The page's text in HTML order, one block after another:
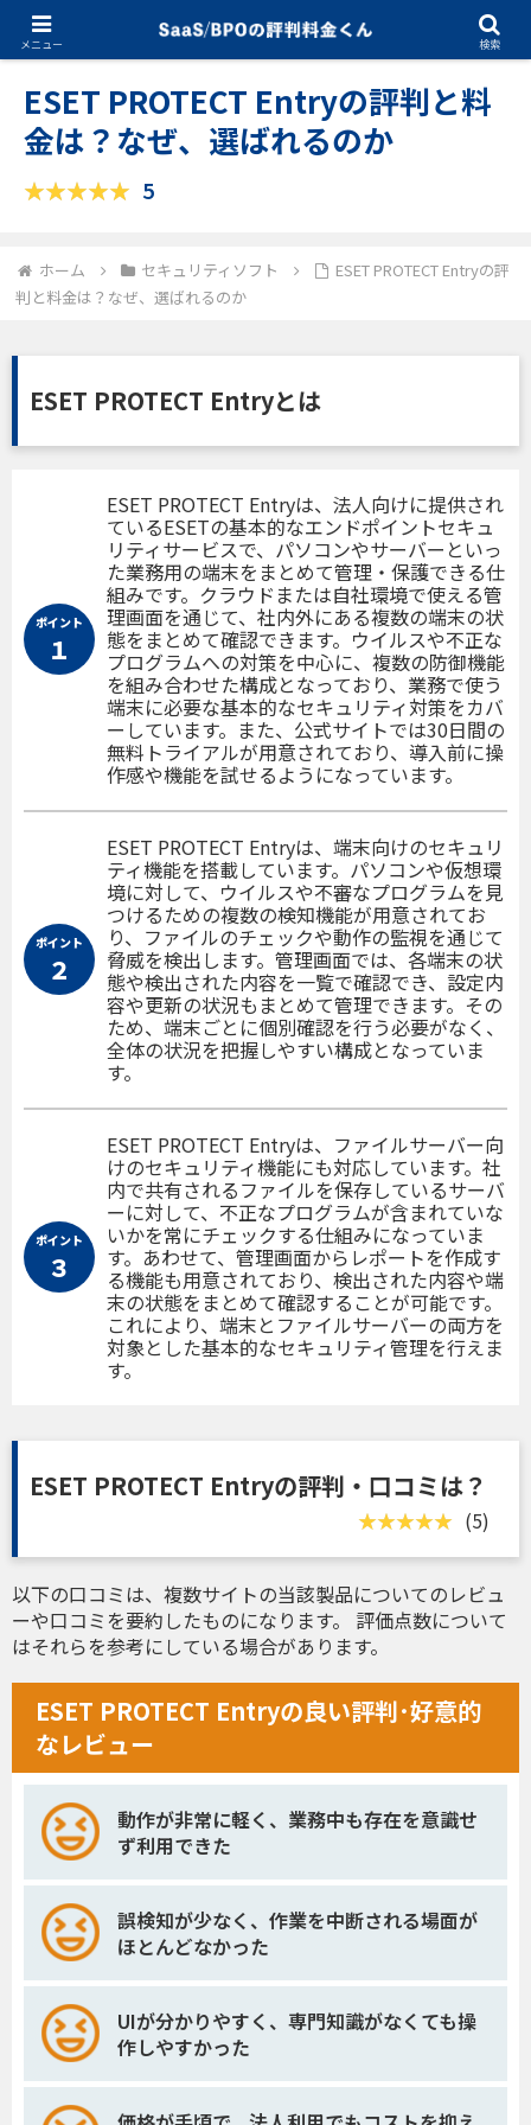
セキュリティソフト 12.12.2025
ESET PROTECT Entryの評判と料
金は？なぜ、選ばれるのか
5
ホーム セキュリティソフト
ESET PROTECT Entryの評
判と料金は？なぜ、選ばれるのか
ESET PROTECT Entryとは
ポイント
１
ESET PROTECT Entryは、法人向けに提供され
ているESETの基本的なエンドポイントセキュ
リティサービスで、パソコンやサーバーといっ
た業務用の端末をまとめて管理・保護できる仕
組みです。クラウドまたは自社環境で使える管
理画面を通じて、社内外にある複数の端末の状
態をまとめて確認できます。ウイルスや不正な
プログラムへの対策を中心に、複数の防御機能
を組み合わせた構成となっており、業務で使う
端末に必要な基本的なセキュリティ対策をカバ
ーしています。また、公式サイトでは30日間の
無料トライアルが用意されており、導入前に操
作感や機能を試せるようになっています。
ポイント
２
ESET PROTECT Entryは、端末向けのセキュリ
ティ機能を搭載しています。パソコンや仮想環
境に対して、ウイルスや不審なプログラムを見
つけるための複数の検知機能が用意されてお
り、ファイルのチェックや動作の監視を通じて
脅威を検出します。管理画面では、各端末の状
態や検出された内容を一覧で確認でき、設定内
容や更新の状況もまとめて管理できます。その
ため、端末ごとに個別確認を行う必要がなく、
全体の状況を把握しやすい構成となっていま
す。
ポイント
３
ESET PROTECT Entryは、ファイルサーバー向
けのセキュリティ機能にも対応しています。社
内で共有されるファイルを保存しているサーバ
ーに対して、不正なプログラムが含まれていな
いかを常にチェックする仕組みになっていま
す。あわせて、管理画面からレポートを作成す
る機能も用意されており、検出された内容や端
末の状態をまとめて確認することが可能です。
これにより、端末とファイルサーバーの両方を
対象とした基本的なセキュリティ管理を行えま
す。
ESET PROTECT Entryの評判・口コミは？
(5)
以下の口コミは、複数サイトの当該製品についてのレビュ
ーや口コミを要約したものになります。 評価点数について
はそれらを参考にしている場合があります。
ESET PROTECT Entryの良い評判･好意的
なレビュー
動作が非常に軽く、業務中も存在を意識せ
ず利用できた
誤検知が少なく、作業を中断される場面が
ほとんどなかった
UIが分かりやすく、専門知識がなくても操
作しやすかった
メニュー 検索